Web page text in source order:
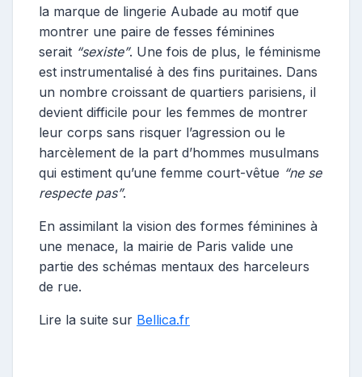
la marque de lingerie Aubade au motif que
montrer une paire de fesses féminines
serait “sexiste”. Une fois de plus, le féminisme
est instrumentalisé à des fins puritaines. Dans
un nombre croissant de quartiers parisiens, il
devient difficile pour les femmes de montrer
leur corps sans risquer l’agression ou le
harcèlement de la part d’hommes musulmans
qui estiment qu’une femme court-vêtue “ne se
respecte pas”.
En assimilant la vision des formes féminines à
une menace, la mairie de Paris valide une
partie des schémas mentaux des harceleurs
de rue.
Lire la suite sur Bellica.fr